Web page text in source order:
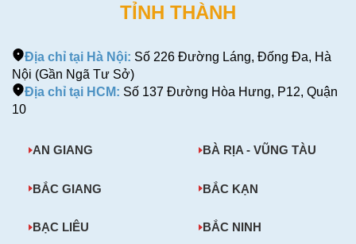
TỈNH THÀNH
Địa chỉ tại Hà Nội: Số 226 Đường Láng, Đống Đa, Hà
Nội (Gần Ngã Tư Sở)
Địa chỉ tại HCM: Số 137 Đường Hòa Hưng, P12, Quận
10
AN GIANG BÀ RỊA - VŨNG TÀU
BẮC GIANG BẮC KẠN
BẠC LIÊU BẮC NINH